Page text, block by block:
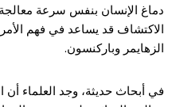
دماغ الإنسان بنفس سرعة معالجة
الاكتشاف قد يساعد في فهم
الزهايمر وباركنسون.
في أبحاث حديثة، وجد العلماء أن